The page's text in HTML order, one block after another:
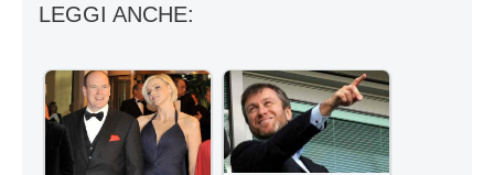
LEGGI ANCHE: